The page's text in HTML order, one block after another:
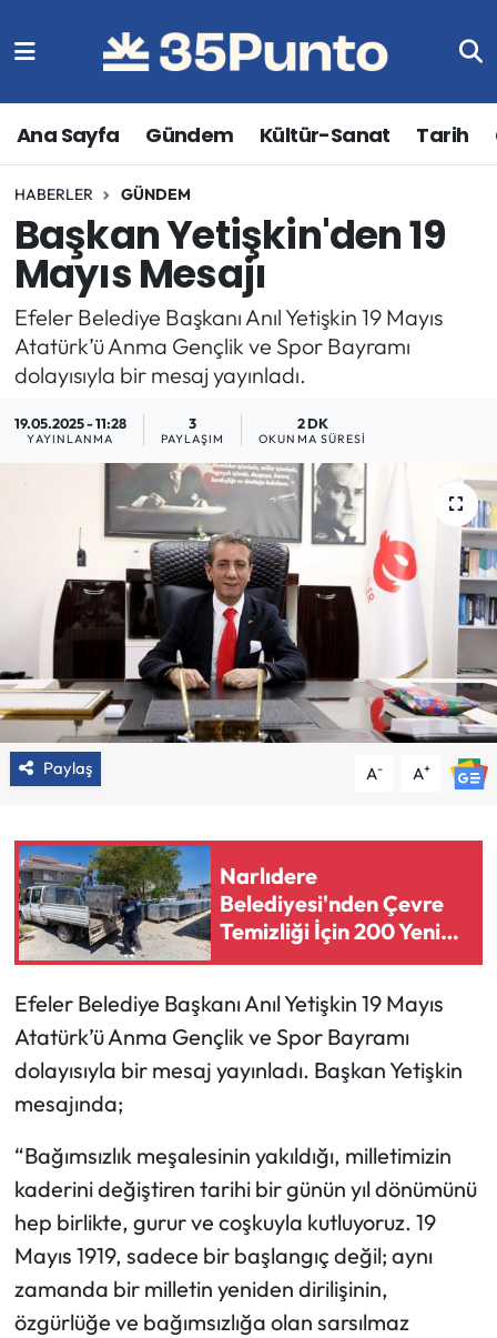
Ana Sayfa Gündem Kültür-Sanat Tarih
HABERLER GÜNDEM
Başkan Yetişkin'den 19
Mayıs Mesajı
Efeler Belediye Başkanı Anıl Yetişkin 19 Mayıs
Atatürk’ü Anma Gençlik ve Spor Bayramı
dolayısıyla bir mesaj yayınladı.
19.05.2025 - 11:28
YAYINLANMA
3
PAYLAŞIM
2 DK
OKUNMA SÜRESI
Paylaş A- A+
Narlıdere
Belediyesi'nden Çevre
Temizliği İçin 200 Yeni
Çöp Konteyneri
Efeler Belediye Başkanı Anıl Yetişkin 19 Mayıs
Atatürk’ü Anma Gençlik ve Spor Bayramı
dolayısıyla bir mesaj yayınladı. Başkan Yetişkin
mesajında;
“Bağımsızlık meşalesinin yakıldığı, milletimizin
kaderini değiştiren tarihi bir günün yıl dönümünü
hep birlikte, gurur ve coşkuyla kutluyoruz. 19
Mayıs 1919, sadece bir başlangıç değil; aynı
zamanda bir milletin yeniden dirilişinin,
özgürlüğe ve bağımsızlığa olan sarsılmaz